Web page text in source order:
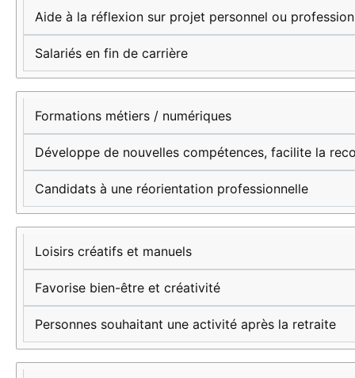
Aide à la réflexion sur projet personnel ou
Salariés en fin de carrière
Formations métiers / numériques
Développe de nouvelles compétences, facilite la
Candidats à une réorientation professionnelle
Loisirs créatifs et manuels
Favorise bien-être et créativité
Personnes souhaitant une activité après la retraite